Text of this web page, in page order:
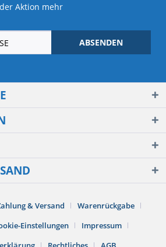
Aktion mehr
ABSENDEN
& Versand
Warenrückgabe
Einstellungen
Impressum